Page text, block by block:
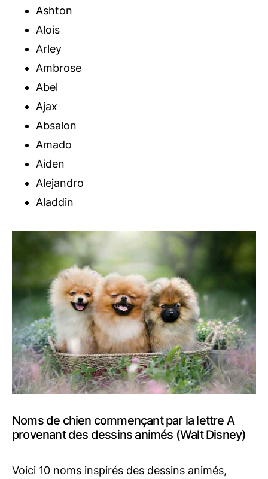
Ashton
Alois
Arley
Ambrose
Abel
Ajax
Absalon
Amado
Aiden
Alejandro
Aladdin
Noms de chien commençant par la lettre A
provenant des dessins animés (Walt Disney)
Voici 10 noms inspirés des dessins animés,